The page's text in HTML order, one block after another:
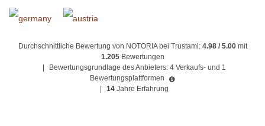
Durchschnittliche Bewertung von NOTORIA bei Trustami: 4.98 / 5.00mit
1.205 Bewertungen
Bewertungsgrundlage des Anbieters: 4 Verkaufs- und 1
Bewertungsplattformen
14 Jahre Erfahrung